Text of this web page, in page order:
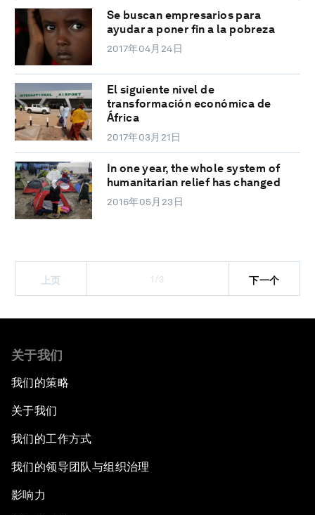
Se buscan empresarios para
ayudar a poner fin a la pobreza
2017年04月24日
El siguiente nivel de
transformación económica de
África
2017年03月21日
In one year, the whole system of
humanitarian relief has changed
2016年05月23日
上页 1/3 下一个
关于我们
我们的策略
关于我们
我们的工作方式
我们的领导团队与组织治理
影响力